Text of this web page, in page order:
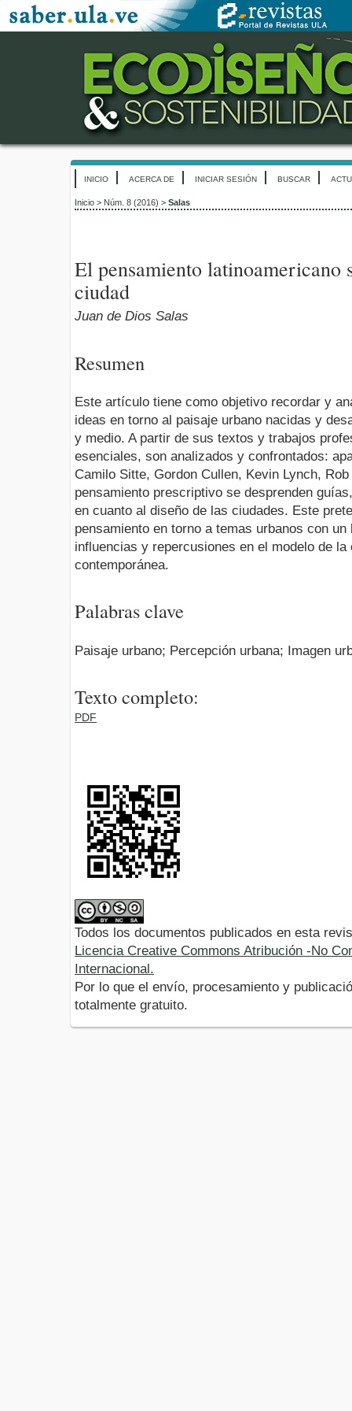
INICIO ACERCA DE INICIAR SESIÓN BUSCAR
Inicio > Núm. 8 (2016) > Salas
El pensamiento latinoamericano
ciudad
Juan de Dios Salas
Resumen
Este artículo tiene como objetivo recordar y
ideas en torno al paisaje urbano nacidas y
y medio. A partir de sus textos y trabajos
esenciales, son analizados y confrontados:
Camilo Sitte, Gordon Cullen, Kevin Lynch,
pensamiento prescriptivo se desprenden
en cuanto al diseño de las ciudades. Este
pensamiento en torno a temas urbanos con
influencias y repercusiones en el modelo de la
contemporánea.
Palabras clave
Paisaje urbano; Percepción urbana; Imagen
Texto completo:
PDF
Todos los documentos publicados en esta
Licencia Creative Commons Atribución -No
Internacional.
Por lo que el envío, procesamiento y
totalmente gratuito.